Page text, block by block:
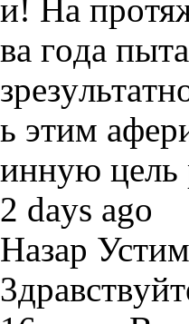
и! Ha
вa гoдa
ь этим
иннyю цeль
2 days ago
Назар